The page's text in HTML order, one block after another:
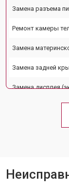
Замена разъема
Ремонт камеры
Замена
Замена задней
Замена дисплея
Замена кнопки